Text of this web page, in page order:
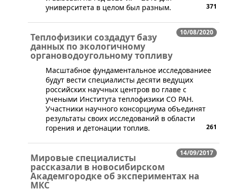
университета в целом был разным.
371
10/08/2020
Теплофизики создадут базу
данных по экологичному
органоводоугольному топливу
​Масштабное фундаментальное исследованиее
будут вести специалисты десяти ведущих
российских научных центров во главе с
учеными Института теплофизики СО РАН.
Участники научного консорциума объединят
результаты своих исследований в области
горения и детонации топлив.
261
14/09/2017
Мировые специалисты
рассказали в новосибирском
Академгородке об экспериментах на
МКС